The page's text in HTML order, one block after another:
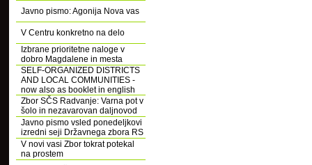
Javno pismo: Agonija Nova vas
V Centru konkretno na delo
Izbrane prioritetne naloge v
dobro Magdalene in mesta
SELF-ORGANIZED DISTRICTS
AND LOCAL COMMUNITIES -
now also as booklet in english
Zbor SČS Radvanje: Varna pot v
šolo in nezavarovan daljnovod
Javno pismo vsled ponedeljkovi
izredni seji Državnega zbora RS
V novi vasi Zbor tokrat potekal
na prostem